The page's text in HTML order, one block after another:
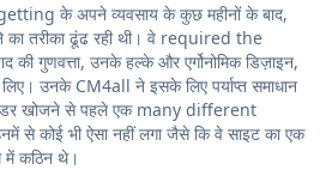
के अपने व्यवसाय के कुछ महीनों के बाद,
तरीका ढूंढ रही थी। वे required the
गुणवत्ता, उनके हल्के और एर्गोनोमिक डिज़ाइन,
उनके CM4all ने इसके लिए पर्याप्त समाधान
खोजने से पहले एक many different
से कोई भी ऐसा नहीं लगा जैसे कि वे साइट का एक
में कठिन थे।